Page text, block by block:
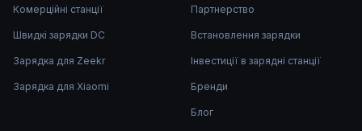
Комерційні станції
Швидкі зарядки DC
Зарядка для Zeekr
Зарядка для Xiaomi
Партнерство
Встановлення зарядки
Інвестиції в зарядні станції
Бренди
Блог